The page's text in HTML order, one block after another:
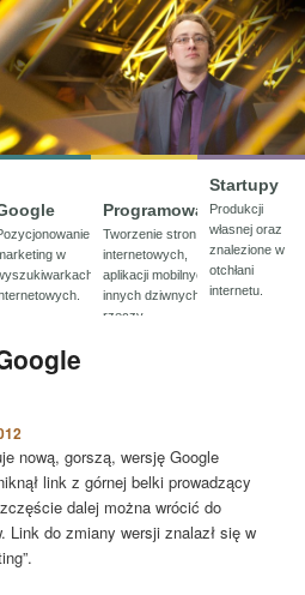
w
Programowanie
Tworzenie stron
internetowych,
aplikacji mobilnych i
innych dziwnych
rzeczy.
Startupy
Produkcji
własnej oraz
znalezione w
otchłani
internetu.
nową, gorszą, wersję Google
link z górnej belki prowadzący
dalej można wrócić do
Link do zmiany wersji znalazł się w